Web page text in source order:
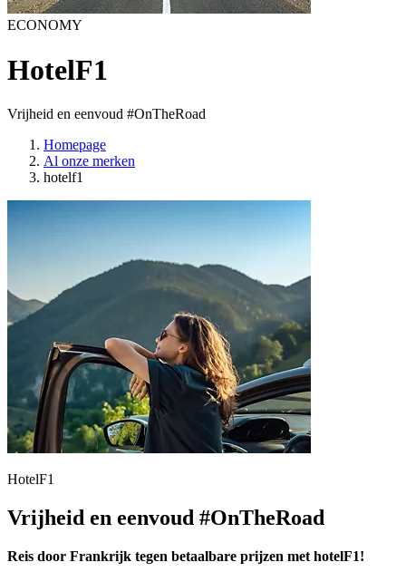
ECONOMY
HotelF1
Vrijheid en eenvoud #OnTheRoad
Homepage
Al onze merken
hotelf1
HotelF1
Vrijheid en eenvoud #OnTheRoad
Reis door Frankrijk tegen betaalbare prijzen met hotelF1!